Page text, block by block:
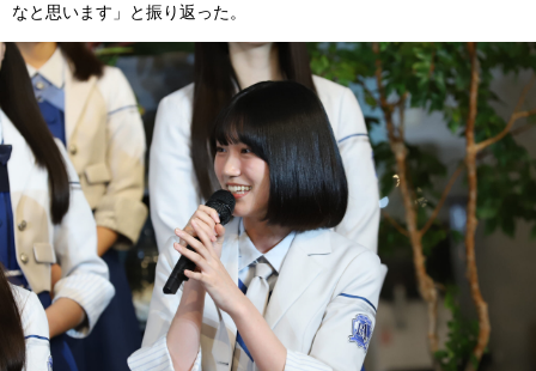
なと思います」と振り返った。